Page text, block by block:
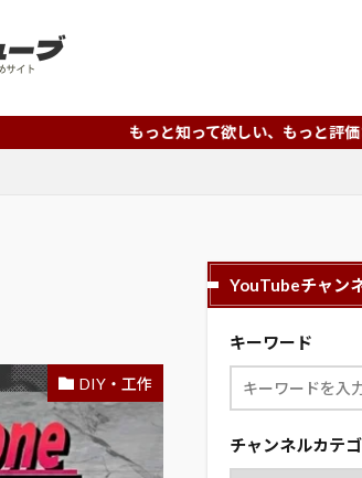
もっと知って欲しい、もっと評価されるべき
DIY・工作
YouTubeチャン
キーワード
チャンネルカテ